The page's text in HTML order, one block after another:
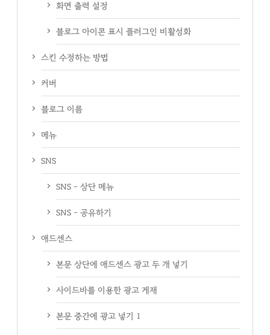
화면 출력 설정
블로그 아이콘 표시 플러그인 비활성화
스킨 수정하는 방법
커버
블로그 이름
메뉴
SNS
SNS - 상단 메뉴
SNS - 공유하기
애드센스
본문 상단에 애드센스 광고 두 개 넣기
사이드바를 이용한 광고 게재
본문 중간에 광고 넣기 1